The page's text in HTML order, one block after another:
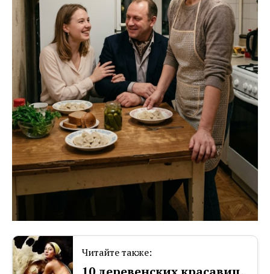
Читайте также: